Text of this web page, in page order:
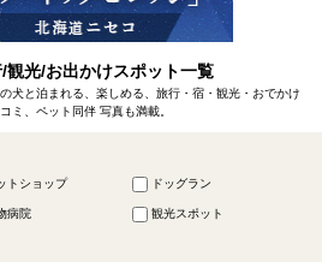
観光/お出かけスポット一覧
犬と泊まれる、楽しめる、旅行・宿・観光・おでかけ
ミ、ペット同伴 写真も満載。
トショップ ドッグラン
病院 観光スポット